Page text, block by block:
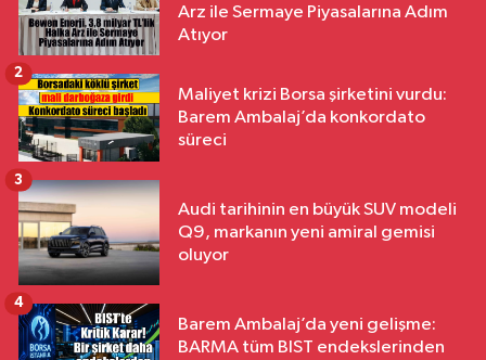
Arz ile Sermaye Piyasalarına Adım
Atıyor
Maliyet krizi Borsa şirketini vurdu:
Barem Ambalaj’da konkordato
süreci
2
Audi tarihinin en büyük SUV modeli
Q9, markanın yeni amiral gemisi
oluyor
3
Barem Ambalaj’da yeni gelişme:
BARMA tüm BIST endekslerinden
4